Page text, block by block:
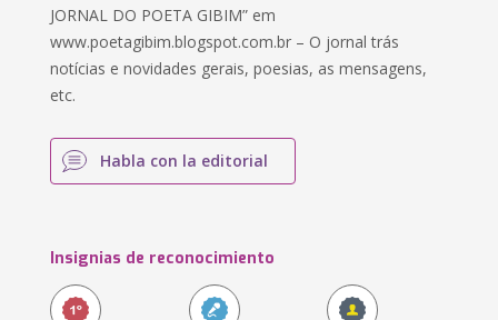
JORNAL DO POETA GIBIM” em
www.poetagibim.blogspot.com.br – O jornal trás
notícias e novidades gerais, poesias, as mensagens,
etc.
Habla con la editorial
Insignias de reconocimiento